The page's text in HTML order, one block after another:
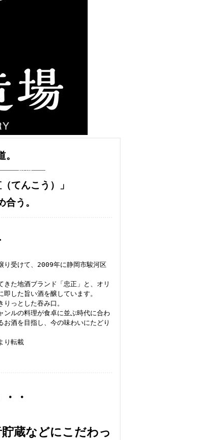
てんこう）」
う。
り受けて、2009年に静岡市駿河区
た地酒ブランド「忠正」と、オリ
した旨い酒を醸しています。
っとした吞み口。
ンルの料理が食卓に並ぶ時代に合わ
酒を目指し、今の味わいにたどり
より転載
・
蔵などにこだわっ